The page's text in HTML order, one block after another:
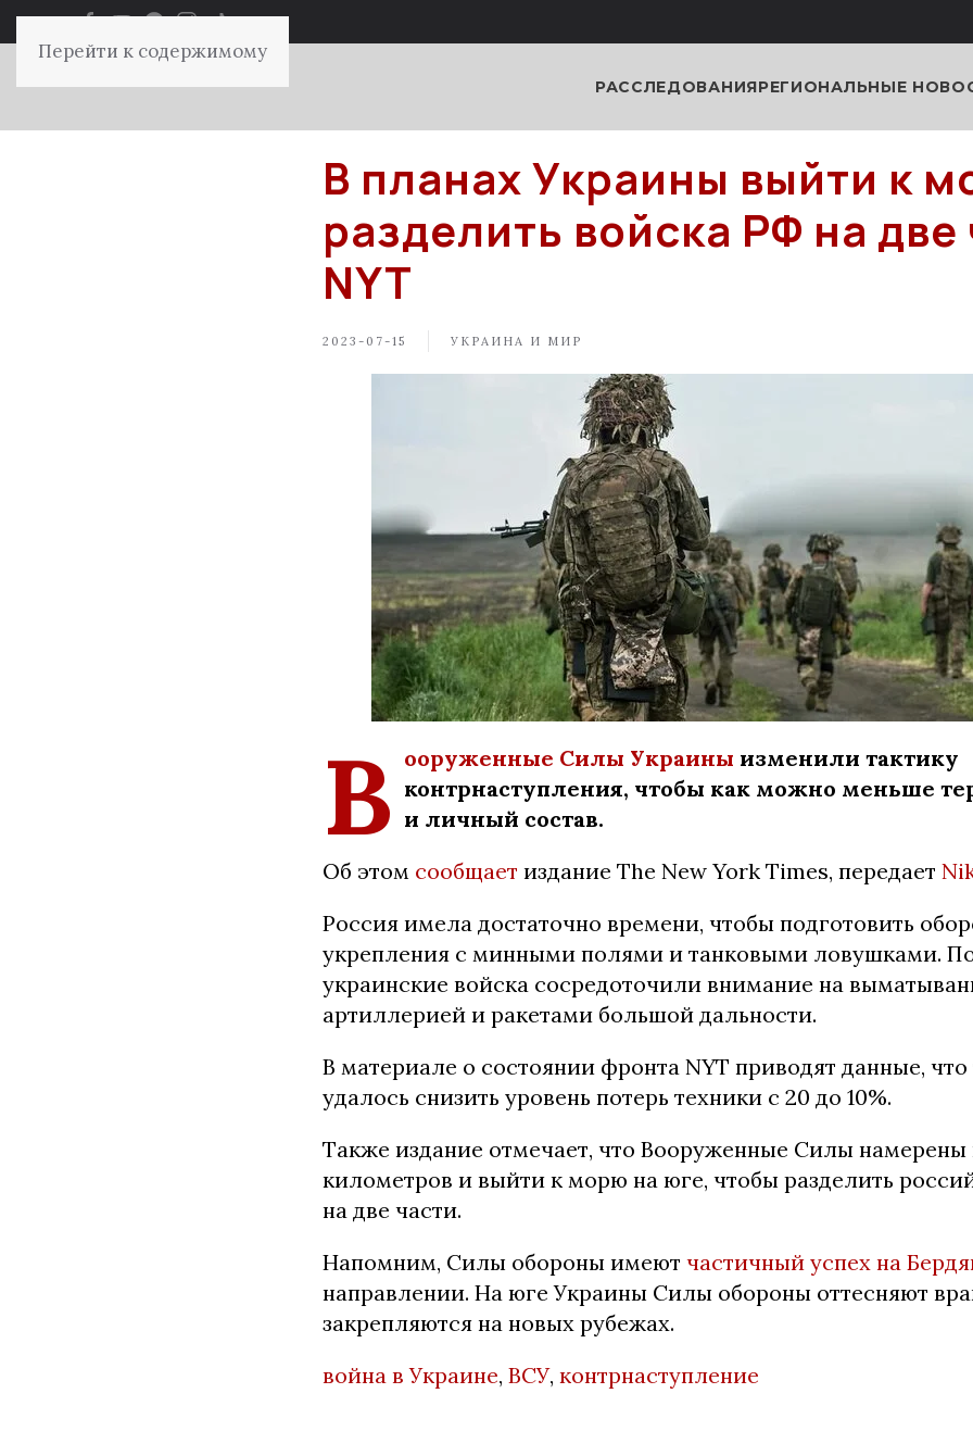
Перейти к содержимому
РАССЛЕДОВАНИЯРЕГИОНАЛЬНЫЕ
В планах Украины выйти к
разделить войска РФ на две
NYT
2023-07-15 УКРАИНА И МИР
В ооруженные Силы Украины изменили тактику
контрнаступления, чтобы как можно меньше
и личный состав.
Об этом сообщает издание The New York Times, передает
Россия имела достаточно времени, чтобы подготовить
укрепления с минными полями и танковыми ловушками.
украинские войска сосредоточили внимание на
артиллерией и ракетами большой дальности.
В материале о состоянии фронта NYT приводят данные,
удалось снизить уровень потерь техники с 20 до 10%.
Также издание отмечает, что Вооруженные Силы намерены
километров и выйти к морю на юге, чтобы разделить
на две части.
Напомним, Силы обороны имеют частичный успех на
направлении. На юге Украины Силы обороны оттесняют
закрепляются на новых рубежах.
война в Украине, ВСУ, контрнаступление